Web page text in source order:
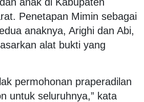
Penetapan Mimin sebagai
anaknya, Arighi dan Abi,
alat bukti yang
permohonan praperadilan
untuk seluruhnya,” kata